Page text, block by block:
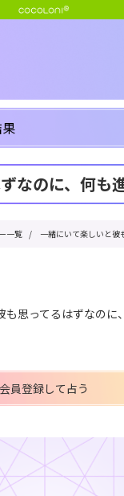
なのに、何も
一覧 / 一緒にいて楽しいと彼
思ってるはずなの
会員登録して占う